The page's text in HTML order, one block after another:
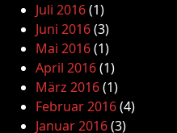
Juli 2016(1)
Juni 2016(3)
Mai 2016(1)
April 2016(1)
März 2016(1)
Februar 2016(4)
Januar 2016(3)